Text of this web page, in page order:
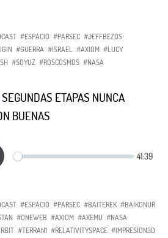
#ESPACIO #PARSEC #JEFFBEZOS
#GUERRA #ISRAEL #AXIOM #LUCY
#SOYUZ #ROSCOSMOS #NASA
SEGUNDAS ETAPAS NUNCA
BUENAS
#ESPACIO #PARSEC #BAITEREK #BAIKONUR
#ONEWEB #AXIOM #AXEMU #NASA
#TERRAN1 #RELATIVITYSPACE #IMPRESION3D